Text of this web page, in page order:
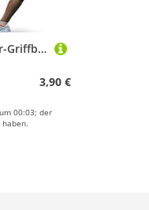
Krujecnt Tennisschläger-Griffband,Tennis-Griffband,Schläger-Griffband, super saugfähig - Schlägergriffband, Badmintonschläger-Griffband, super saugfähiger Tennis-Übergriff, schweißabsorbierend für
3,90 €
00:03; der